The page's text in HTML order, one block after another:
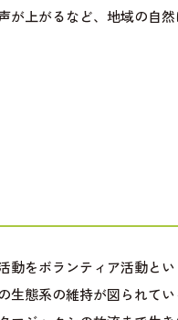
上がるなど、地域の自
をボランティア活動と
態系の維持が図られて